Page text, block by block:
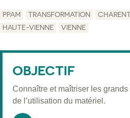
PPAM TRANSFORMATION
HAUTE-VIENNE
VIENNE
OBJECTIF
Connaître et maîtriser les
de l’utilisation du matériel.